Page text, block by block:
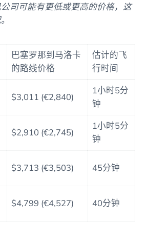
司可能有更低或更高的价格，这
巴塞罗那到马洛卡
的路线价格
估计的飞
行时间
$3,011 (€2,840)
1小时5分
钟
$2,910 (€2,745)
1小时5分
钟
$3,713 (€3,503) 45分钟
$4,799 (€4,527) 40分钟